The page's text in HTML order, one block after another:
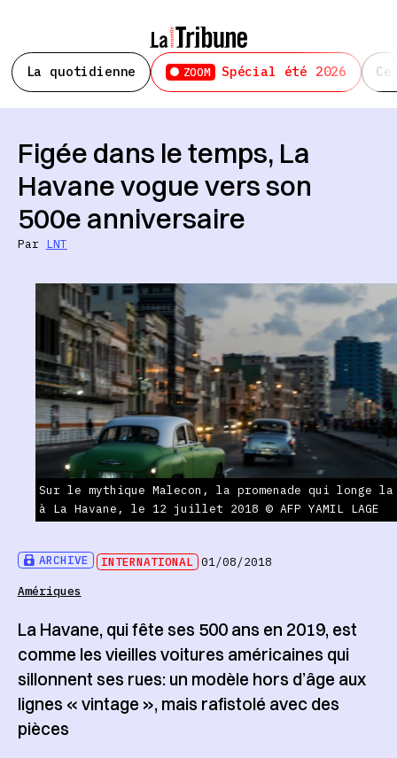
La quotidienne ZOOM Spécial été 2026
ARCHIVE INTERNATIONAL 01/08/2018
Amériques
Figée dans le temps, La
Havane vogue vers son
500e anniversaire
Par LNT
Sur le mythique Malecon, la promenade qui longe la
à La Havane, le 12 juillet 2018 © AFP YAMIL LAGE
La Havane, qui fête ses 500 ans en 2019, est
comme les vieilles voitures américaines qui
sillonnent ses rues: un modèle hors d’âge aux
lignes « vintage », mais rafistolé avec des
pièces